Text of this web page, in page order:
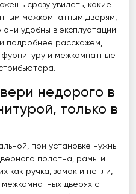
сразу увидеть, какие
межкомнатным дверям,
удобны в эксплуатации.
подробнее расскажем,
фурнитуру и межкомнатные
недорого в
только в
при установке нужны
полотна, рамы и
как ручка, замок и петли,
дверях с